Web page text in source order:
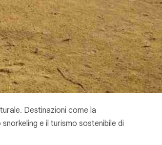
Destinazioni come la
e il turismo sostenibile di